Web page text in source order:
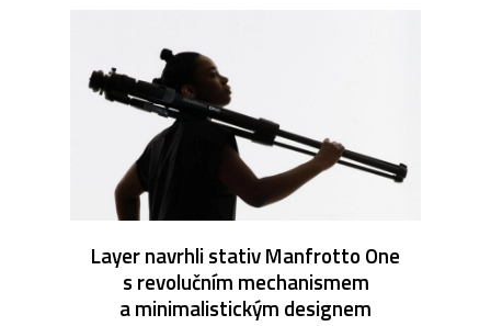
Layer navrhli stativ Manfrotto One
s revolučním mechanismem
a minimalistickým designem